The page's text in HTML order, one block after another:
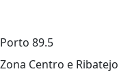
Porto 89.5
Zona Centro e Ribatejo